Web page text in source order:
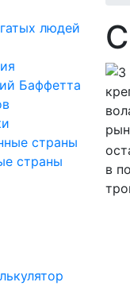
людей
Баффетта
страны
страны
в